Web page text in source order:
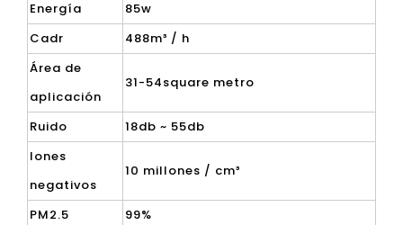
Energía
85w
Cadr
488m³ / h
Área de
aplicación
31-54square metro
Ruido
18db ~ 55db
Iones
negativos
10 millones / cm³
PM2.5 99%